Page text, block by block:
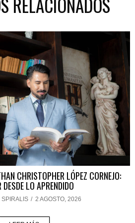
CHRISTOPHER LÓPEZ CORNEJO:
DESDE LO APRENDIDO
SPIRALIS / 2 AGOSTO, 2026